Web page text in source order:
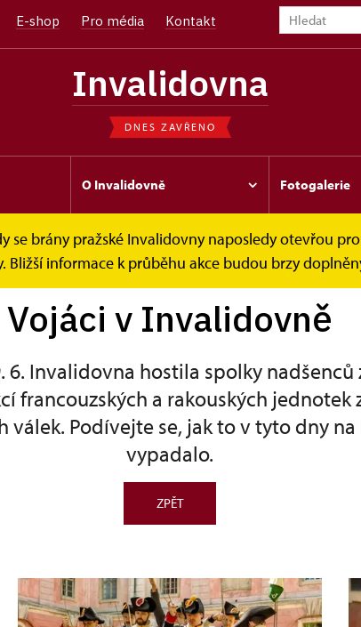
E-shop Pro média Kontakt
Invalidovna
DNES ZAVŘENO
O Invalidovně Fotogalerie
se brány pražské Invalidovny naposledy otevřou
Bližší informace k průběhu akce budou brzy
Vojáci v Invalidovně
6. Invalidovna hostila spolky
francouzských a rakouských jednotek
válek. Podívejte se, jak to v tyto dny
vypadalo.
ZPĚT